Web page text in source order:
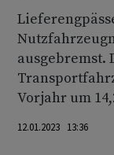
ausgebremst.
Vorjahr um
12.01.2023 13:36